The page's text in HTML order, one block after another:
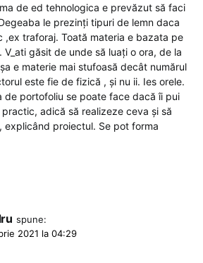
de ed tehnologica e prevăzut să faci
le prezinți tipuri de lemn daca
,ex traforaj. Toată materia e bazata pe
găsit de unde să luați o ora, de la
e materie mai stufoasă decât numărul
este fie de fizică , și nu ii. Ies orele.
de portofoliu se poate face dacă îi pui
adică să realizeze ceva și să
explicând proiectul. Se pot forma
spune:
2021 la 04:29